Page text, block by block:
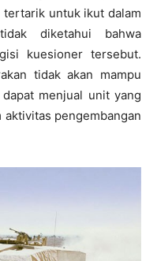
tertarik untuk ikut dalam
diketahui bahwa
kuesioner tersebut.
tidak akan mampu
menjual unit yang
pengembangan